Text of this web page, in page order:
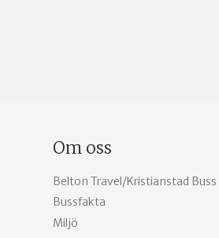
Om oss
Belton Travel/Kristianstad Buss
Bussfakta
Miljö